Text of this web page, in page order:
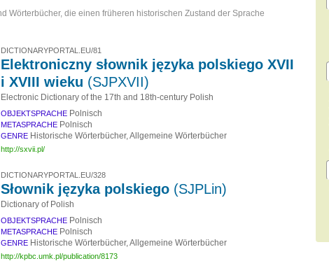
Wörterbücher, die einen früheren historischen Zustand der Sprache
DICTIONARYPORTAL.EU/81
Elektroniczny słownik języka polskiego XVII
i XVIII wieku (SJPXVII)
Electronic Dictionary of the 17th and 18th-century Polish
OBJEKTSPRACHE Polnisch
METASPRACHE Polnisch
GENRE Historische Wörterbücher, Allgemeine Wörterbücher
http://sxvii.pl/
DICTIONARYPORTAL.EU/328
Słownik języka polskiego (SJPLin)
Dictionary of Polish
OBJEKTSPRACHE Polnisch
METASPRACHE Polnisch
GENRE Historische Wörterbücher, Allgemeine Wörterbücher
http://kpbc.umk.pl/publication/8173